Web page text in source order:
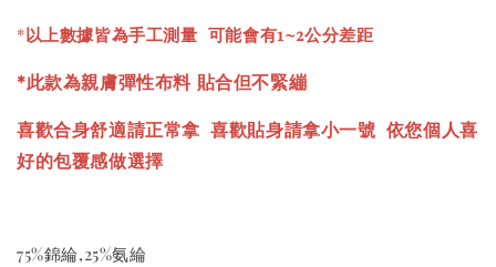
*以上數據皆為手工測量 可能會有1~2公分差距
*此款為親膚彈性布料 貼合但不緊繃
喜歡合身舒適請正常拿 喜歡貼身請拿小一號 依您個人喜
好的包覆感做選擇
75%錦綸,25%氨綸